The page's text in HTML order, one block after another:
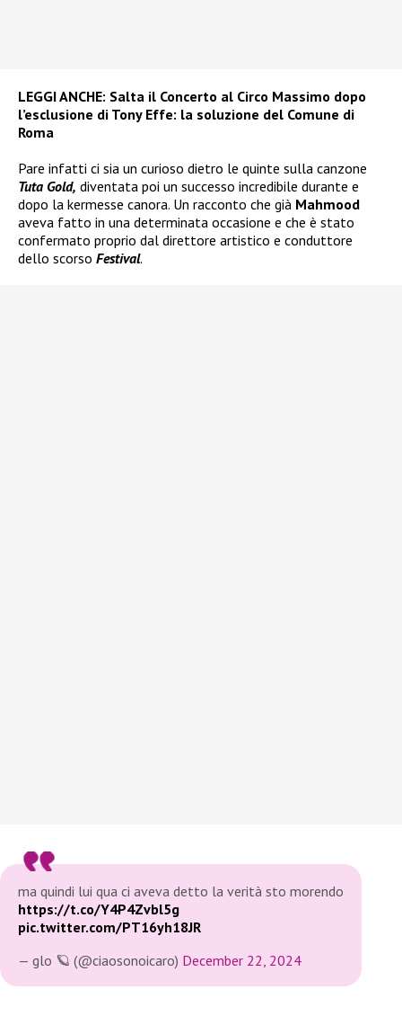
LEGGI ANCHE: Salta il Concerto al Circo Massimo dopo
l’esclusione di Tony Effe: la soluzione del Comune di
Roma
Pare infatti ci sia un curioso dietro le quinte sulla canzone
Tuta Gold, diventata poi un successo incredibile durante e
dopo la kermesse canora. Un racconto che già Mahmood
aveva fatto in una determinata occasione e che è stato
confermato proprio dal direttore artistico e conduttore
dello scorso Festival.
ma quindi lui qua ci aveva detto la verità sto morendo
https://t.co/Y4P4Zvbl5g
pic.twitter.com/PT16yh18JR
— glo 🪐 (@ciaosonoicaro) December 22, 2024